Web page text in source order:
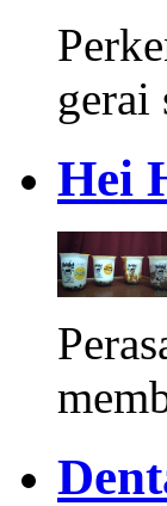
gerai
Hei